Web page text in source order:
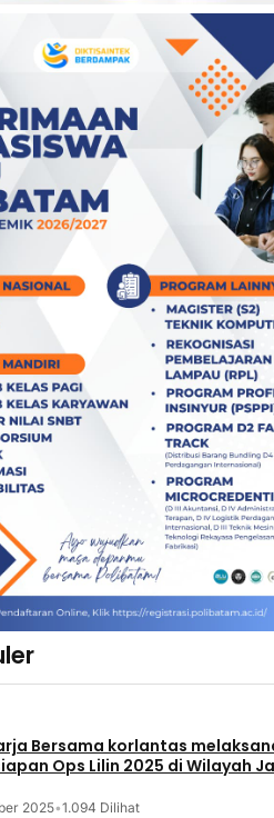
Bersama korlantas
Ops Lilin 2025 di Wilayah
2025•1.094 Dilihat